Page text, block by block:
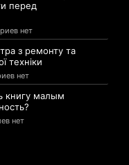
перед
нет
з ремонту та
техніки
нет
книгу малым
нет